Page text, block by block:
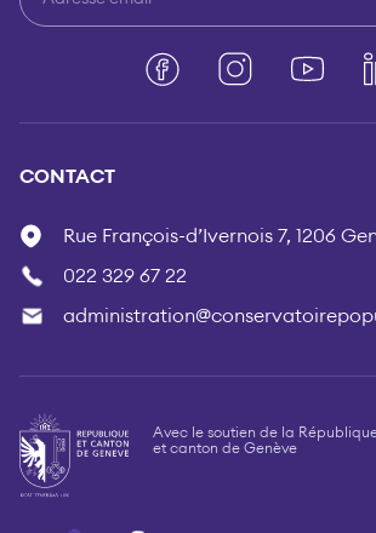
FacebookInstagram
CONTACT
Rue François-d’Ivernois 7, 1206
022 329 67 22
Avec le soutien de la
et canton de Genève